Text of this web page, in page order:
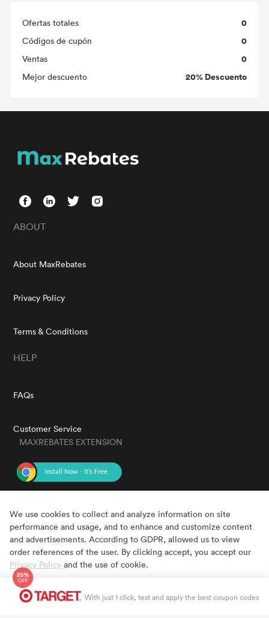
Ofertas totales 0
Códigos de cupón 0
Ventas 0
Mejor descuento 20% Descuento
ABOUT
About MaxRebates
Privacy Policy
Terms & Conditions
HELP
FAQs
Customer Service
MAXREBATES EXTENSION
Copyright © 2020 - 2022 MaxRebates.com. All Rights Reserved.
With just 1 click, test and apply the best coupon codes
We use cookies to collect and analyze information on site
performance and usage, and to enhance and customize content
and advertisements. According to GDPR, allowed us to view
order references of the user. By clicking accept, you accept our
Privacy Policy and the use of cookie.
Cookie Preferences